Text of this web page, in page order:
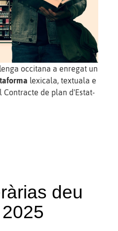
occitana a enregat un
lexicala, textuala e
de plan d'Estat-
deu